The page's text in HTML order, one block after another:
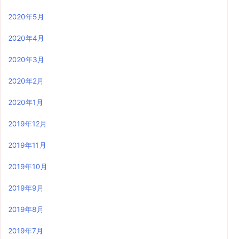
2020年5月
2020年4月
2020年3月
2020年2月
2020年1月
2019年12月
2019年11月
2019年10月
2019年9月
2019年8月
2019年7月